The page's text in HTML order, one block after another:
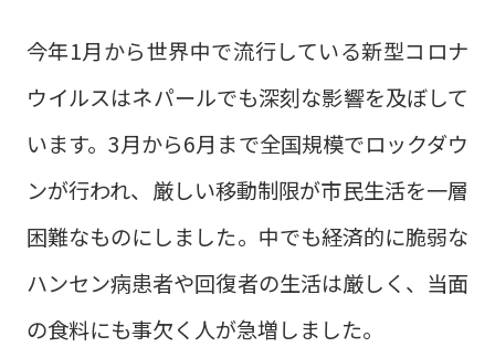
今年1月から世界中で流行している新型コロナ
ウイルスはネパールでも深刻な影響を及ぼして
います。3月から6月まで全国規模でロックダウ
ンが行われ、厳しい移動制限が市民生活を一層
困難なものにしました。中でも経済的に脆弱な
ハンセン病患者や回復者の生活は厳しく、当面
の食料にも事欠く人が急増しました。